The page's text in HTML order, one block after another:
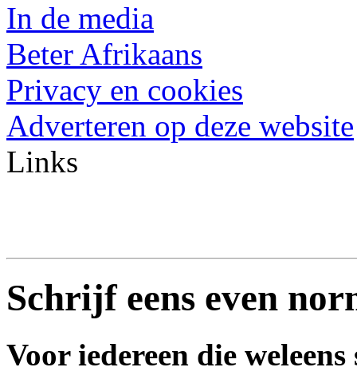
In de media
Beter Afrikaans
Privacy en cookies
Adverteren op deze website
Links
Schrijf eens even
Voor iedereen die